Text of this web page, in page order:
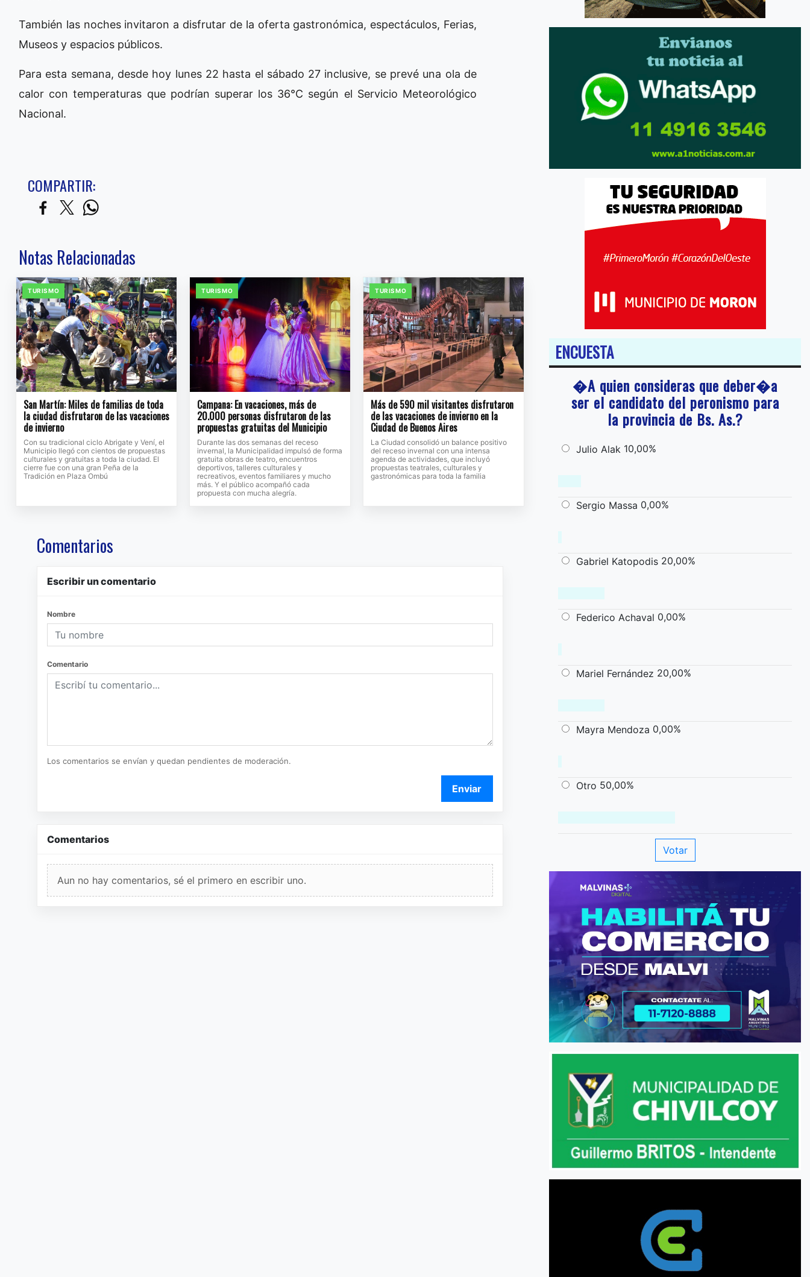
También las noches invitaron a disfrutar de la oferta gastronómica, espectáculos, Ferias,
Museos y espacios públicos.
Para esta semana, desde hoy lunes 22 hasta el sábado 27 inclusive, se prevé una ola de
calor con temperaturas que podrían superar los 36°C según el Servicio Meteorológico
Nacional.
COMPARTIR:
Notas Relacionadas
TURISMO
San Martín: Miles de familias de toda
la ciudad disfrutaron de las vacaciones
de invierno
Con su tradicional ciclo Abrigate y Vení, el
Municipio llegó con cientos de propuestas
culturales y gratuitas a toda la ciudad. El
cierre fue con una gran Peña de la
Tradición en Plaza Ombú
TURISMO
Campana: En vacaciones, más de
20.000 personas disfrutaron de las
propuestas gratuitas del Municipio
Durante las dos semanas del receso
invernal, la Municipalidad impulsó de forma
gratuita obras de teatro, encuentros
deportivos, talleres culturales y
recreativos, eventos familiares y mucho
más. Y el público acompañó cada
propuesta con mucha alegría.
TURISMO
Más de 590 mil visitantes disfrutaron
de las vacaciones de invierno en la
Ciudad de Buenos Aires
La Ciudad consolidó un balance positivo
del receso invernal con una intensa
agenda de actividades, que incluyó
propuestas teatrales, culturales y
gastronómicas para toda la familia
Comentarios
Escribir un comentario
Nombre
Comentario
Los comentarios se envían y quedan pendientes de moderación.
Enviar
Comentarios
Aun no hay comentarios, sé el primero en escribir uno.
ENCUESTA
�A quien consideras que deber�a
ser el candidato del peronismo para
la provincia de Bs. As.?
Julio Alak 10,00%
Sergio Massa 0,00%
Gabriel Katopodis 20,00%
Federico Achaval 0,00%
Mariel Fernández 20,00%
Mayra Mendoza 0,00%
Otro 50,00%